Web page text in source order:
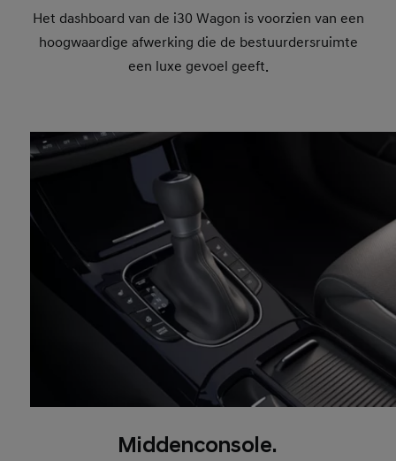
Het dashboard van de i30 Wagon is voorzien van een
hoogwaardige afwerking die de bestuurdersruimte
een luxe gevoel geeft.
Middenconsole.